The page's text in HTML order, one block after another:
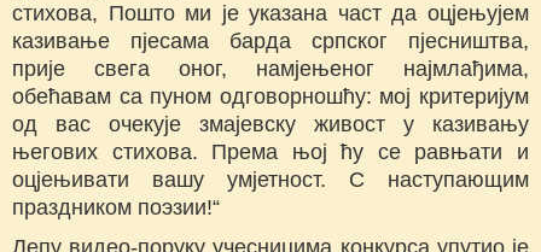
стихова, Пошто ми је указана част да оцјењујем
казивање пјесама барда српског пјесништва,
прије свега оног, намjењеног најмлађима,
обећавам са пуном одговорношћу: мој критеријум
од вас очекује змајевску живост у казивању
његових стихова. Према њој ћу се равњати и
оцјењивати вашу умјетност. С наступающим
праздником поэзии!“